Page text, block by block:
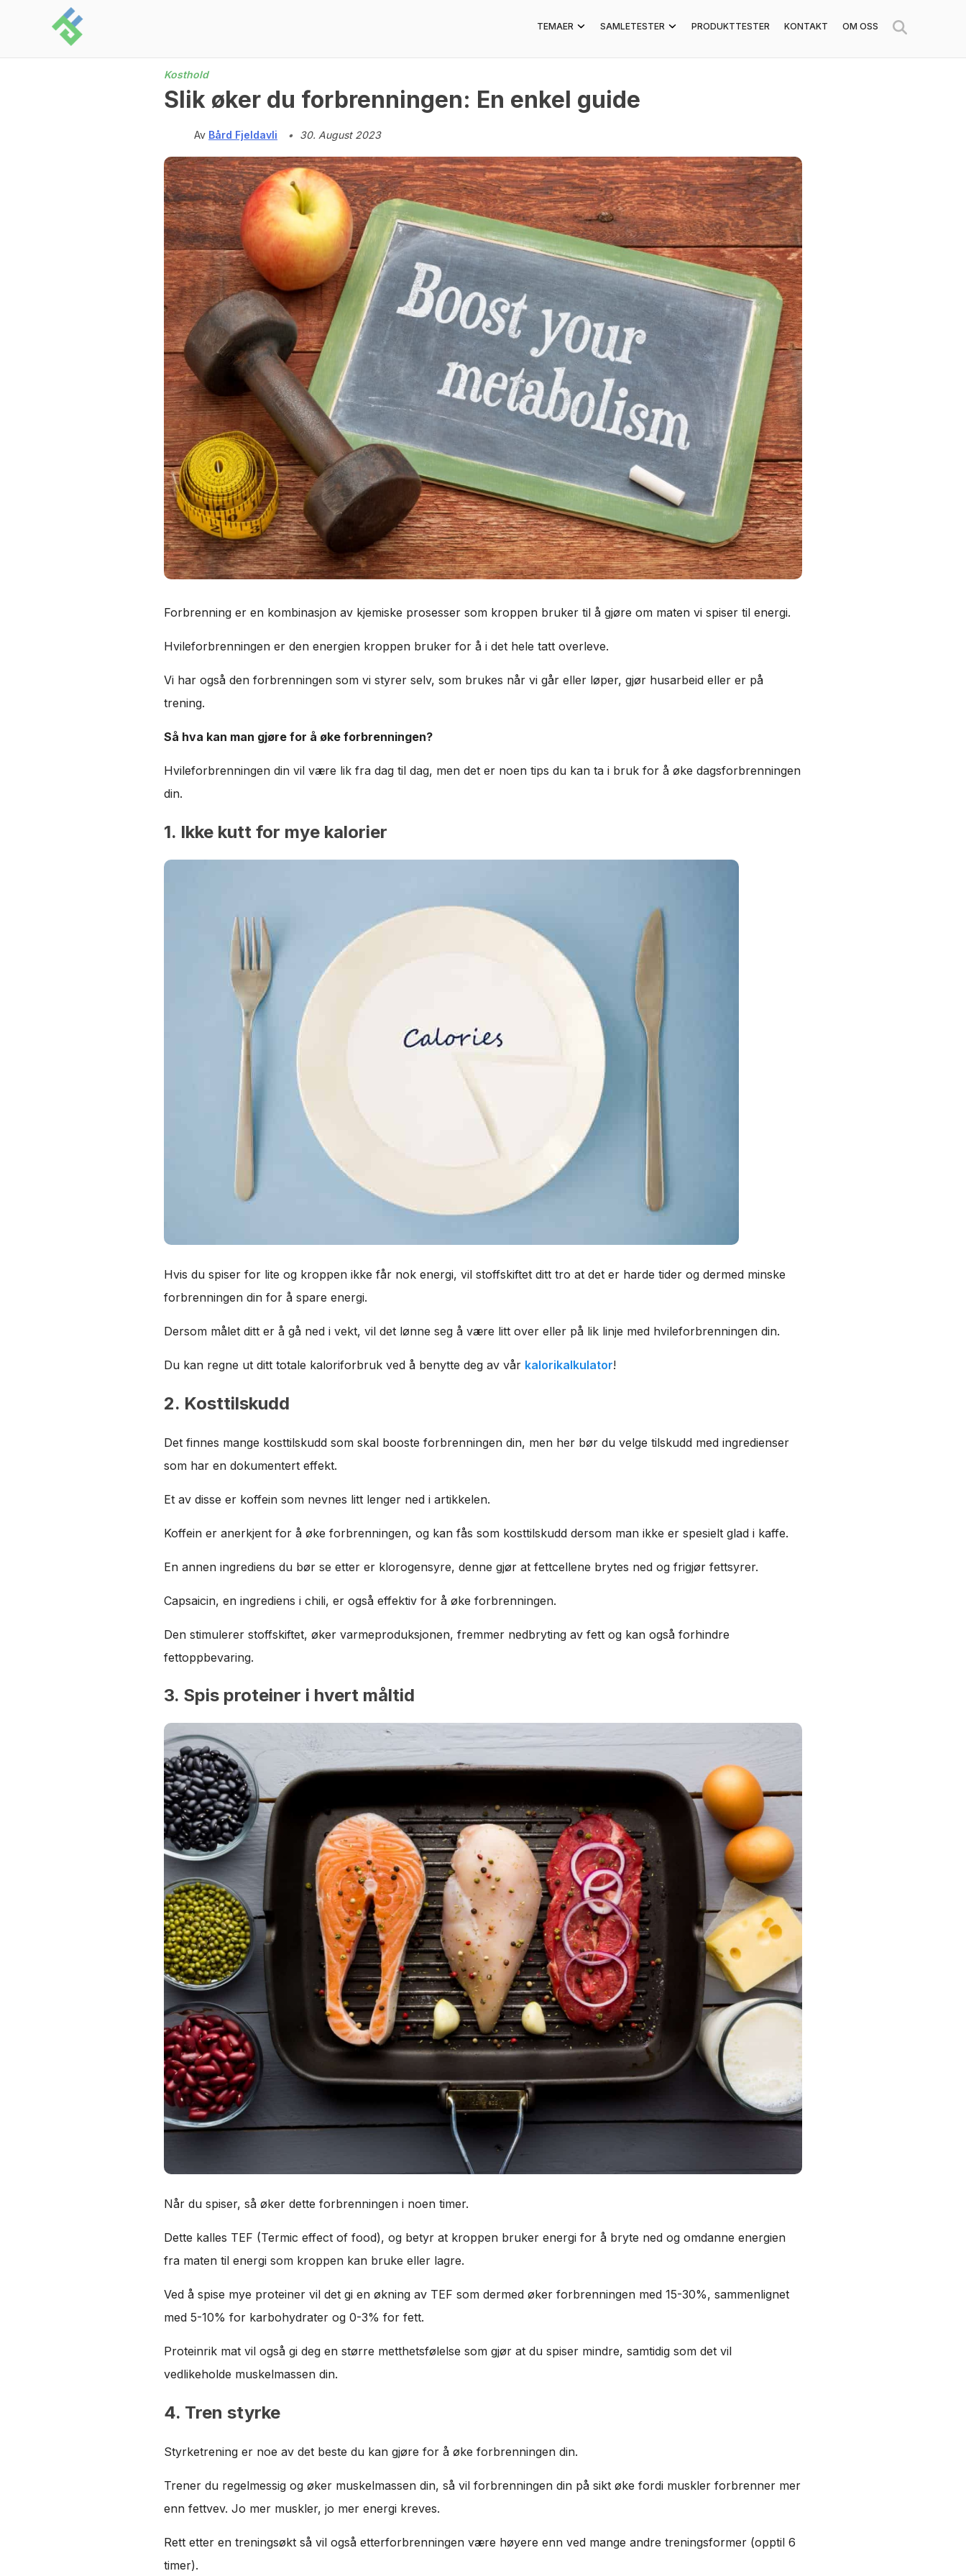
TEMAER SAMLETESTER PRODUKTTESTER KONTAKT OM OSS
Kosthold
Slik øker du forbrenningen: En enkel guide
Av Bård Fjeldavli • 30. August 2023
Forbrenning er en kombinasjon av kjemiske prosesser som kroppen bruker til å gjøre om maten vi spiser til energi.
Hvileforbrenningen er den energien kroppen bruker for å i det hele tatt overleve.
Vi har også den forbrenningen som vi styrer selv, som brukes når vi går eller løper, gjør husarbeid eller er på
trening.
Så hva kan man gjøre for å øke forbrenningen?
Hvileforbrenningen din vil være lik fra dag til dag, men det er noen tips du kan ta i bruk for å øke dagsforbrenningen
din.
1. Ikke kutt for mye kalorier
Hvis du spiser for lite og kroppen ikke får nok energi, vil stoffskiftet ditt tro at det er harde tider og dermed minske
forbrenningen din for å spare energi.
Dersom målet ditt er å gå ned i vekt, vil det lønne seg å være litt over eller på lik linje med hvileforbrenningen din.
Du kan regne ut ditt totale kaloriforbruk ved å benytte deg av vår kalorikalkulator!
2. Kosttilskudd
Det finnes mange kosttilskudd som skal booste forbrenningen din, men her bør du velge tilskudd med ingredienser
som har en dokumentert effekt.
Et av disse er koffein som nevnes litt lenger ned i artikkelen.
Koffein er anerkjent for å øke forbrenningen, og kan fås som kosttilskudd dersom man ikke er spesielt glad i kaffe.
En annen ingrediens du bør se etter er klorogensyre, denne gjør at fettcellene brytes ned og frigjør fettsyrer.
Capsaicin, en ingrediens i chili, er også effektiv for å øke forbrenningen.
Den stimulerer stoffskiftet, øker varmeproduksjonen, fremmer nedbryting av fett og kan også forhindre
fettoppbevaring.
3. Spis proteiner i hvert måltid
Når du spiser, så øker dette forbrenningen i noen timer.
Dette kalles TEF (Termic effect of food), og betyr at kroppen bruker energi for å bryte ned og omdanne energien
fra maten til energi som kroppen kan bruke eller lagre.
Ved å spise mye proteiner vil det gi en økning av TEF som dermed øker forbrenningen med 15-30%, sammenlignet
med 5-10% for karbohydrater og 0-3% for fett.
Proteinrik mat vil også gi deg en større metthetsfølelse som gjør at du spiser mindre, samtidig som det vil
vedlikeholde muskelmassen din.
4. Tren styrke
Styrketrening er noe av det beste du kan gjøre for å øke forbrenningen din.
Trener du regelmessig og øker muskelmassen din, så vil forbrenningen din på sikt øke fordi muskler forbrenner mer
enn fettvev. Jo mer muskler, jo mer energi kreves.
Rett etter en treningsøkt så vil også etterforbrenningen være høyere enn ved mange andre treningsformer (opptil 6
timer).